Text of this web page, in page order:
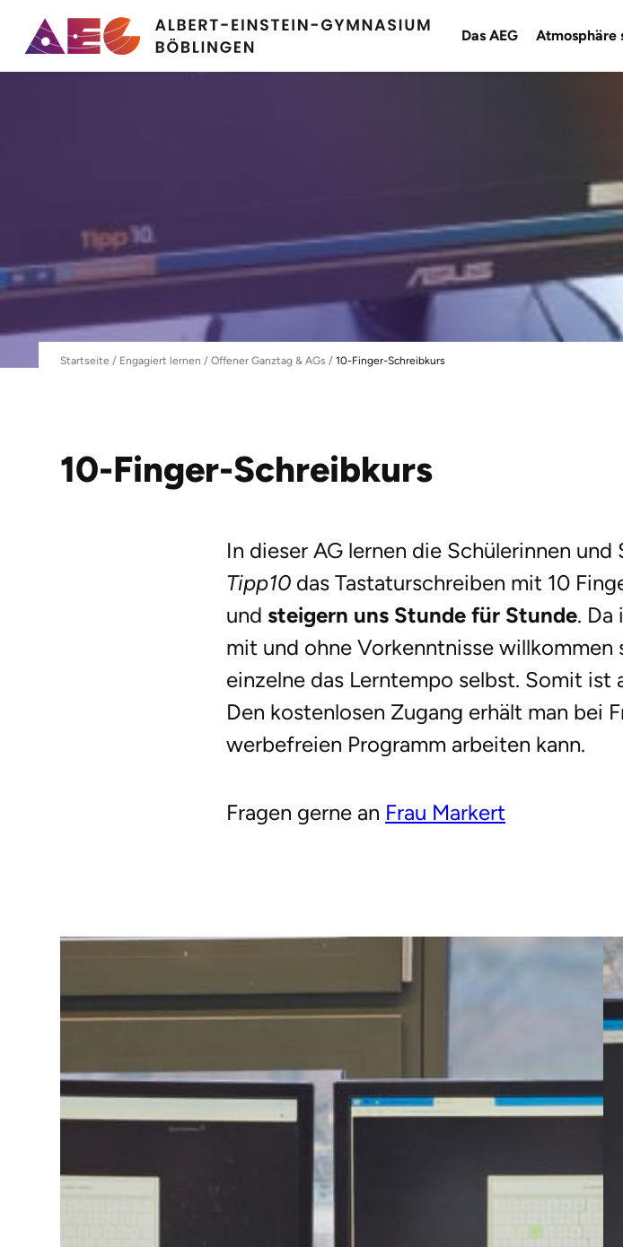
Startseite / Engagiert lernen / Offener Ganztag & AGs / 10-Finger-Schreibkurs
10-Finger-Schreibkurs
In dieser AG lernen die Schülerinnen
Tipp10 das Tastaturschreiben mit 10
und steigern uns Stunde für Stunde. Da
mit und ohne Vorkenntnisse
einzelne das Lerntempo selbst. Somit
Den kostenlosen Zugang erhält man bei
werbefreien Programm arbeiten kann.
Fragen gerne an Frau Markert
Das AEG Atmosphäre